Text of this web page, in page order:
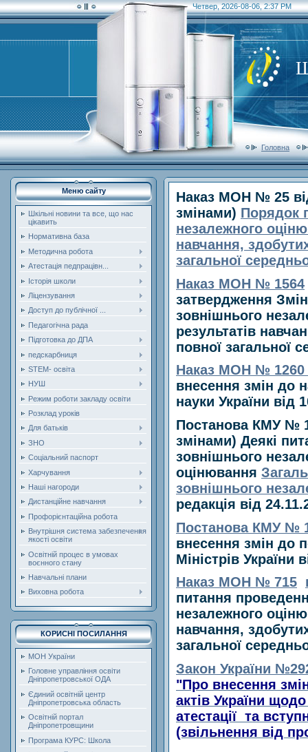
Четвер, 2026-08-06, 2:37 PM
Головна
Меню сайту
Шкільні новини та все, що нас
цікавить
Нормативна база
Методична робота
Атестація педпрацівн...
Історія школи
Ліцензування
Доступ до публічної ...
Педагогічна рада
Підготовка до ДПА
педскарбниця
STEM- освіта
НУШ
Режим роботи закладу освіти
Розклад уроків
Для батьків
ЗНО
Соціальний паспорт
Харчування
Наші нагороди
Дистанційне навчання
Профорієнтаційна робота
Внутрішня система забезпечення
якості освіти
Освітній процес в умовах
воєнного стану
Навчальні плани
Виховна робота
КОРИСНІ ПОСИЛАННЯ
МОН України
Головне управління освіти
Дніпропетровської ОДА
Єдиний освітній центр
Дніпропетровська область
Освітній портал
Дніпропетровщини
Програма КУРС: Школа
Наказ МОН № 25
змінами) Порядок
незалежного
навчання,
загальної
Наказ МОН № 1564
затвердження
зовнішнього
результатів
повної загальної
Наказ МОН № 1260
внесення змін до
науки України від
Постанова КМУ №
змінами) Деякі
зовнішнього
оцінювання
зовнішнього
редакція від
Постанова КМУ №
внесення змін до
Міністрів
Наказ МОН № 715
питання
незалежного
навчання,
загальної
Закон України
"Про внесення
актів України
атестації та
(звільнення від